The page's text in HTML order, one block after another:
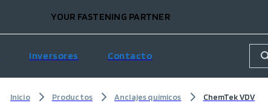
YOUR FASTENING PARTNER
Inversores Contacto
Inicio Productos Anclajes químicos ChemTek VDV